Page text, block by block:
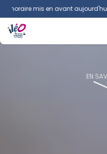
mis en avant aujourd'hui.
EN